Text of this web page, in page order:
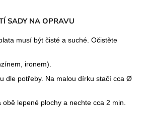
SADY NA OPRAVU
musí být čisté a suché. Očistěte
ironem).
dle potřeby. Na malou dírku stačí cca Ø
lepené plochy a nechte cca 2 min.